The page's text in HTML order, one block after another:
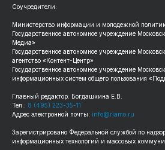
Соучредители:
Министерство информации и молодежной
Государственное автономное учреждение
Медиа»
Государственное автономное учреждение
агентство «Контент-Центр»
Государственное автономное учреждение
информационных систем общего пользования
Главный редактор: Богдашкина Е.В.
Тел.: 8 (495) 223-35-11
Адрес электронной почты: info@riamo.ru
Зарегистрировано Федеральной службой по
информационных технологий и массовых